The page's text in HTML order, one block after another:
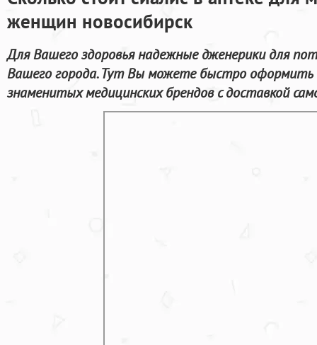
женщин новосибирск
Для Вашего здоровья надежные дженерики для
Вашего города. Тут Вы можете быстро оформить
знаменитых медицинских брендов с доставкой